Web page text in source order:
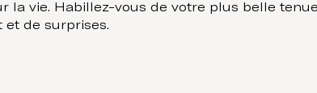
la vie. Habillez-vous de votre plus belle
et de surprises.